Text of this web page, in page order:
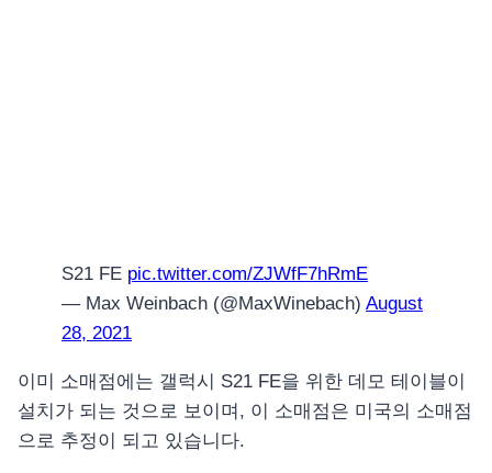
S21 FE pic.twitter.com/ZJWfF7hRmE
— Max Weinbach (@MaxWinebach) August
28, 2021
이미 소매점에는 갤럭시 S21 FE을 위한 데모 테이블이
설치가 되는 것으로 보이며, 이 소매점은 미국의 소매점
으로 추정이 되고 있습니다.